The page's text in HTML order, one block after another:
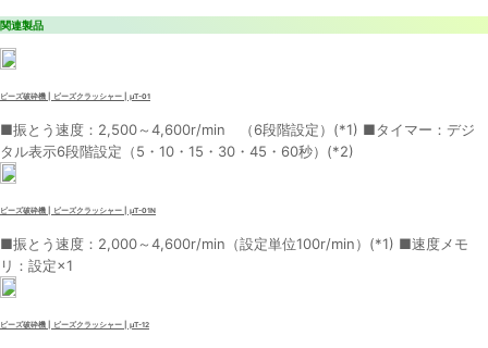
関連製品
ビーズ破砕機 | ビーズクラッシャー | μT-01
■振とう速度：2,500～4,600r/min （6段階設定）(*1) ■タイマー：デジ
タル表示6段階設定（5・10・15・30・45・60秒）(*2)
ビーズ破砕機 | ビーズクラッシャー | μT-01N
■振とう速度：2,000～4,600r/min（設定単位100r/min）(*1) ■速度メモ
リ：設定×1
ビーズ破砕機 | ビーズクラッシャー | μT-12